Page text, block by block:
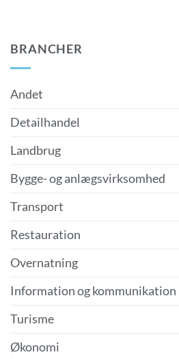
BRANCHER
Andet
Detailhandel
Landbrug
Bygge- og anlægsvirksomhed
Transport
Restauration
Overnatning
Information og kommunikation
Turisme
Økonomi